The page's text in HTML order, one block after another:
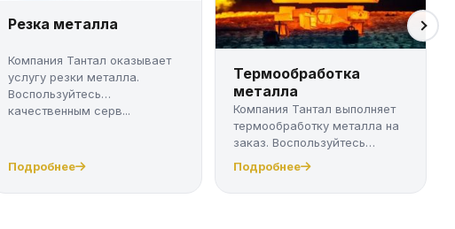
Резка металла
Компания Тантал оказывает
услугу резки металла.
Воспользуйтесь
качественным серв...
Подробнее
Термообработка
металла
Компания Тантал выполняет
термообработку металла на
заказ. Воспользуйтесь
качест...
Подробнее